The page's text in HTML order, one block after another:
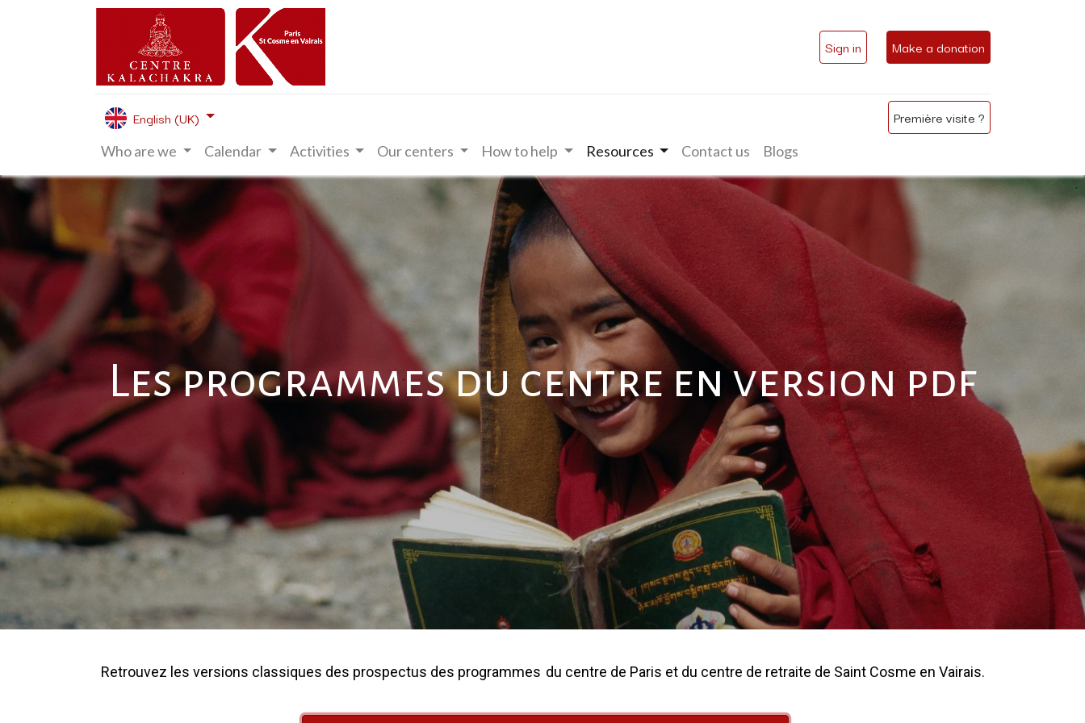
Sign in Make a donation
English (UK) Première visite ?
Who are we Calendar Activities Our centers How to help Resources Contact us Blogs
Les programmes du centre en version pdf
Retrouvez les versions classiques des prospectus des programmes du centre de Paris et du centre de retraite de Saint Cosme en Vairais.